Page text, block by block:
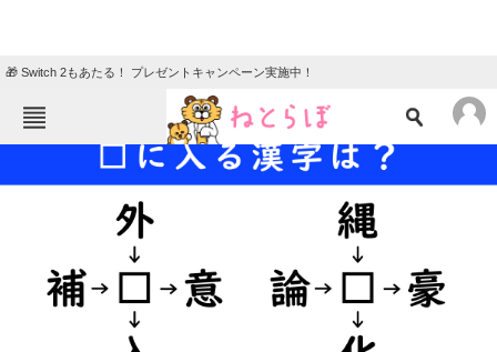
🎁 Switch 2もあたる！ プレゼントキャンペーン実施中！
ねとらぼメニュー
TOP ニュース
グルメ 地域